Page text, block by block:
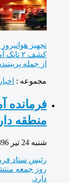
تجهیز هوانیروز
کشف ۲ تانک
از جمله
مجموعه :اخبار
فرمانده
منطقه دارد
شنبه 24 تیر 1396 - 00:53
رئیس ستاد
روز جمعه منتشر